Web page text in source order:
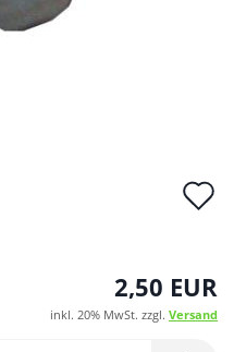
2,50 EUR
inkl. 20% MwSt. zzgl. Versand